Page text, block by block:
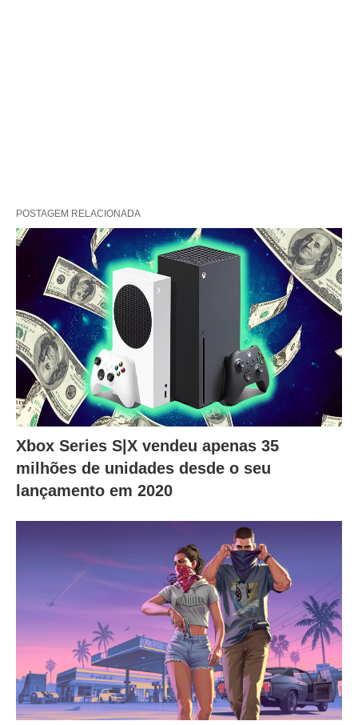
POSTAGEM RELACIONADA
Xbox Series S|X vendeu apenas 35
milhões de unidades desde o seu
lançamento em 2020